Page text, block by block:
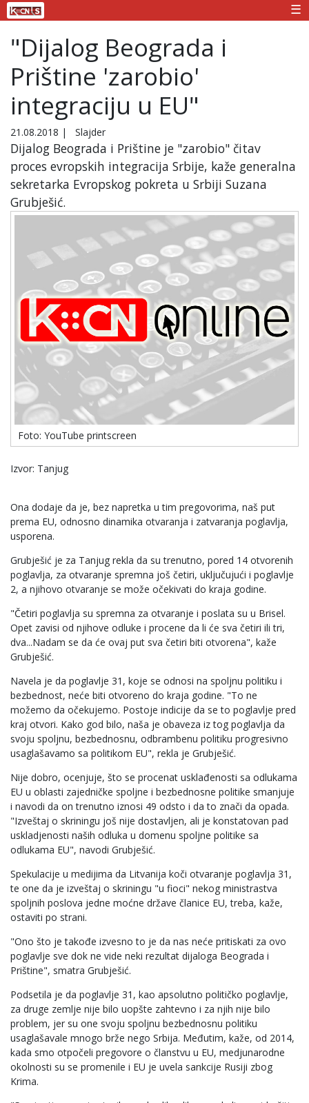
☰
"Dijalog Beograda i
Prištine 'zarobio'
integraciju u EU"
21.08.2018 | Slajder
Dijalog Beograda i Prištine je "zarobio" čitav
proces evropskih integracija Srbije, kaže generalna
sekretarka Evropskog pokreta u Srbiji Suzana
Grubješić.
Foto: YouTube printscreen
Izvor: Tanjug
Ona dodaje da je, bez napretka u tim pregovorima, naš put
prema EU, odnosno dinamika otvaranja i zatvaranja poglavlja,
usporena.
Grubješić je za Tanjug rekla da su trenutno, pored 14 otvorenih
poglavlja, za otvaranje spremna još četiri, uključujući i poglavlje
2, a njihovo otvaranje se može očekivati do kraja godine.
"Četiri poglavlja su spremna za otvaranje i poslata su u Brisel.
Opet zavisi od njihove odluke i procene da li će sva četiri ili tri,
dva...Nadam se da će ovaj put sva četiri biti otvorena", kaže
Grubješić.
Navela je da poglavlje 31, koje se odnosi na spoljnu politiku i
bezbednost, neće biti otvoreno do kraja godine. "To ne
možemo da očekujemo. Postoje indicije da se to poglavlje pred
kraj otvori. Kako god bilo, naša je obaveza iz tog poglavlja da
svoju spoljnu, bezbednosnu, odbrambenu politiku progresivno
usaglašavamo sa politikom EU", rekla je Grubješić.
Nije dobro, ocenjuje, što se procenat usklađenosti sa odlukama
EU u oblasti zajedničke spoljne i bezbednosne politike smanjuje
i navodi da on trenutno iznosi 49 odsto i da to znači da opada.
"Izveštaj o skriningu još nije dostavljen, ali je konstatovan pad
uskladjenosti naših odluka u domenu spoljne politike sa
odlukama EU", navodi Grubješić.
Spekulacije u medijima da Litvanija koči otvaranje poglavlja 31,
te one da je izveštaj o skriningu "u fioci" nekog ministrastva
spoljnih poslova jedne moćne države članice EU, treba, kaže,
ostaviti po strani.
"Ono što je takođe izvesno to je da nas neće pritiskati za ovo
poglavlje sve dok ne vide neki rezultat dijaloga Beograda i
Prištine", smatra Grubješić.
Podsetila je da poglavlje 31, kao apsolutno političko poglavlje,
za druge zemlje nije bilo uopšte zahtevno i za njih nije bilo
problem, jer su one svoju spoljnu bezbednosnu politiku
usaglašavale mnogo brže nego Srbija. Međutim, kaže, od 2014,
kada smo otpočeli pregovore o članstvu u EU, medjunarodne
okolnosti su se promenile i EU je uvela sankcije Rusiji zbog
Krima.